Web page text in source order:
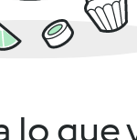
lo que